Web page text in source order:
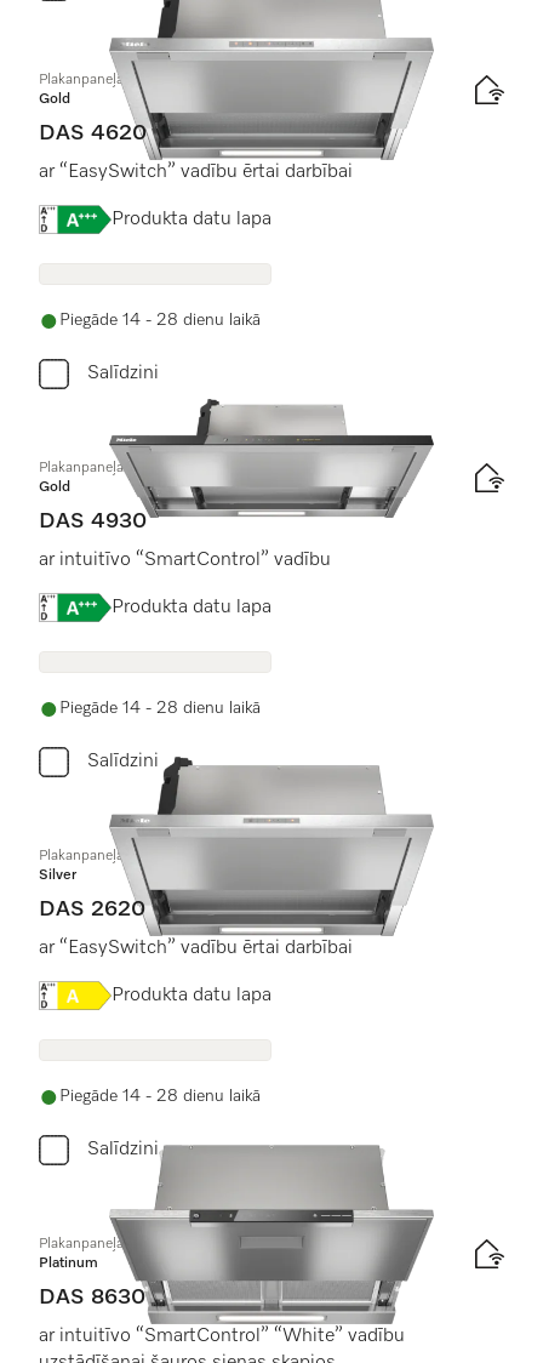
Plakanpaneļa tvaika nosūcējs
Gold
DAS 4620
ar “EasySwitch” vadību ērtai darbībai
Online Label Flag, Energoefektivitātes etiķete
Produkta datu lapa
Piegāde 14 - 28 dienu laikā
Salīdzini
Plakanpaneļa tvaika nosūcējs
Gold
DAS 4930
ar intuitīvo “SmartControl” vadību
Online Label Flag, Energoefektivitātes etiķete
Produkta datu lapa
Piegāde 14 - 28 dienu laikā
Salīdzini
Plakanpaneļa tvaika nosūcējs
Silver
DAS 2620
ar “EasySwitch” vadību ērtai darbībai
Online Label Flag, Energoefektivitātes etiķete
Produkta datu lapa
Piegāde 14 - 28 dienu laikā
Salīdzini
Plakanpaneļa tvaika nosūcējs
Platinum
DAS 8630
ar intuitīvo “SmartControl” “White” vadību